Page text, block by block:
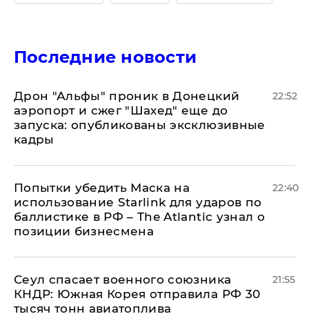
Последние новости
Дрон "Альфы" проник в Донецкий
аэропорт и сжег "Шахед" еще до
запуска: опубликованы эксклюзивные
кадры
22:52
Попытки убедить Маска на
использование Starlink для ударов по
баллистике в РФ – The Atlantic узнал о
позиции бизнесмена
22:40
​Сеул спасает военного союзника
КНДР: Южная Корея отправила РФ 30
тысяч тонн авиатоплива
21:55